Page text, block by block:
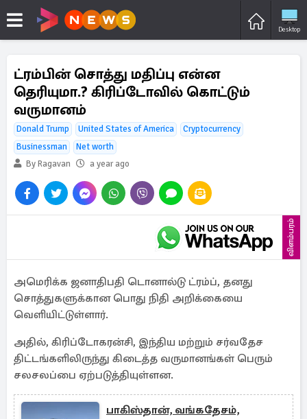
Desktop
ட்ரம்பின் சொத்து மதிப்பு என்ன
தெரியுமா.? கிரிப்டோவில் கொட்டும்
வருமானம்
Donald Trump United States of America
Cryptocurrency
Businessman
Net worth
By Ragavan
a year ago
விளம்பரம்
அமெரிக்க ஜனாதிபதி டொனால்டு ட்ரம்ப், தனது
சொத்துகளுக்கான பொது நிதி அறிக்கையை
வெளியிட்டுள்ளார்.
அதில், கிரிப்டோகரன்சி, இந்திய மற்றும் சர்வதேச
திட்டங்களிலிருந்து கிடைத்த வருமானங்கள் பெரும்
சலசலப்பை ஏற்படுத்தியுள்ளன.
பாகிஸ்தான், வங்கதேசம்,